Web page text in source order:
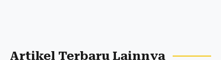
Artikel Terbaru Lainnya